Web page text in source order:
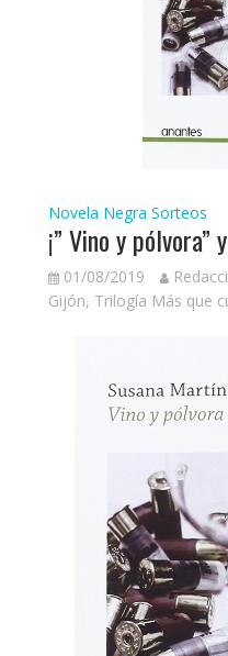
Novela Negra Sorteos
¡” Vino y pólvora”
01/08/2019
Gijón, Trilogía Más que